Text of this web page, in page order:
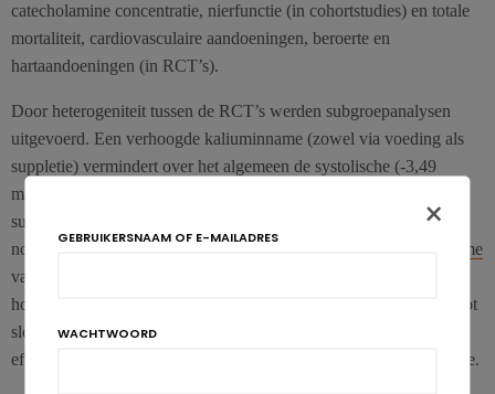
catecholamine concentratie, nierfunctie (in cohortstudies) en totale
mortaliteit, cardiovasculaire aandoeningen, beroerte en
hartaandoeningen (in RCT’s).
Door heterogeniteit tussen de RCT’s werden subgroepanalysen
uitgevoerd. Een verhoogde kaliuminname (zowel via voeding als
suppletie) vermindert over het algemeen de systolische (-3,49
mmHg) en diastolische (-1,96 mmHg) bloeddruk, maar na
subgroepanalyse blijkt dit enkel voor hypertensieven, niet
normotensieven. De grootste daling was zichtbaar bij
kaliuminname
van 90-120 mmol/dag en bij hoge natrium-inname (>4 g/dag),
hoewel de daling niet-significant groter dan de andere groepen. Tot
slot heeft een hogere kaliuminname geen significante negatieve
effecten op bloedlipiden, catecholamine concentratie en nierfunctie.
×
GEBRUIKERSNAAM OF E-MAILADRES
WACHTWOORD